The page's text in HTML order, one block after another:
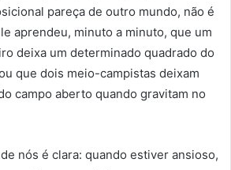
pareça de outro mundo, não é
aprendeu, minuto a minuto, que um
deixa um determinado quadrado do
que dois meio-campistas deixam
campo aberto quando gravitam no
nós é clara: quando estiver ansioso,